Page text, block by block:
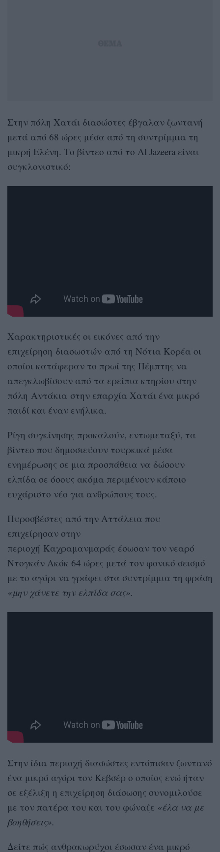
Στην πόλη Χατάι διασώστες έβγαλαν ζωντανή
μετά από 68 ώρες μέσα από τη συντρίμμια τη
μικρή Ελένη. Το βίντεο από το Al Jazeera είναι
συγκλονιστικό:
Χαρακτηριστικές οι εικόνες από την
επιχείρηση διασωστών από τη Νότια Κορέα οι
οποίοι κατάφεραν το πρωί της Πέμπτης να
απεγκλωβίσουν από τα ερείπια κτηρίου στην
πόλη Αντάκια στην επαρχία Χατάι ένα μικρό
παιδί και έναν ενήλικα.
Ρίγη συγκίνησης προκαλούν, εντωμεταξύ, τα
βίντεο που δημοσιεύουν τουρκικά μέσα
ενημέρωσης σε μια προσπάθεια να δώσουν
ελπίδα σε όσους ακόμα περιμένουν κάποιο
ευχάριστο νέο για ανθρώπους τους.
Πυροσβέστες από την Αττάλεια που
επιχείρησαν στην
περιοχή Καχραμανμαράς έσωσαν τον νεαρό
Ντογκάν Ακόκ 64 ώρες μετά τον φονικό σεισμό
με το αγόρι να γράφει στα συντρίμμια τη φράση
«μην χάνετε την ελπίδα σας».
Στην ίδια περιοχή διασώστες εντόπισαν ζωντανό
ένα μικρό αγόρι τον Κεβσέρ ο οποίος ενώ ήταν
σε εξέλιξη η επιχείρηση διάσωσης συνομιλούσε
με τον πατέρα του και του φώναζε «έλα να με
βοηθήσεις».
Δείτε πώς ανθρακωρύχοι έσωσαν ένα μικρό